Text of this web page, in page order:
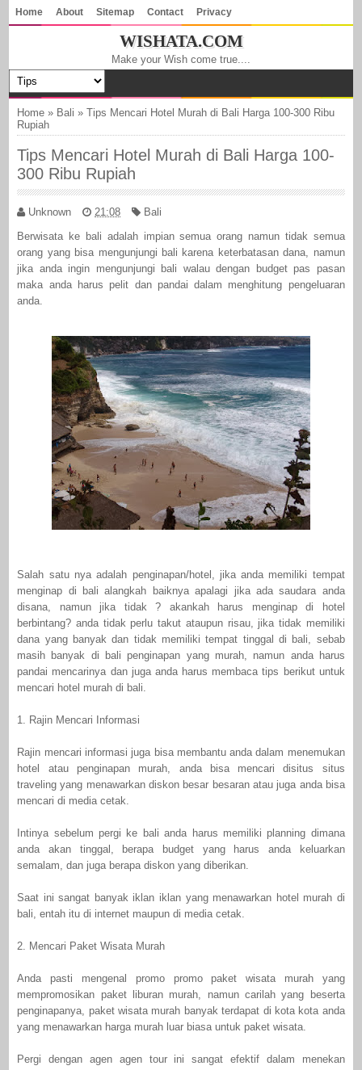
Home About Sitemap Contact Privacy
WISHATA.COM
Make your Wish come true....
Home » Bali »Tips Mencari Hotel Murah di Bali Harga 100-300 Ribu
Rupiah
Tips Mencari Hotel Murah di Bali Harga 100-
300 Ribu Rupiah
Unknown 21:08
Bali
Berwisata ke bali adalah impian semua orang namun tidak semua
orang yang bisa mengunjungi bali karena keterbatasan dana, namun
jika anda ingin mengunjungi bali walau dengan budget pas pasan
maka anda harus pelit dan pandai dalam menghitung pengeluaran
anda.
Salah satu nya adalah penginapan/hotel, jika anda memiliki tempat
menginap di bali alangkah baiknya apalagi jika ada saudara anda
disana, namun jika tidak ? akankah harus menginap di hotel
berbintang? anda tidak perlu takut ataupun risau, jika tidak memiliki
dana yang banyak dan tidak memiliki tempat tinggal di bali, sebab
masih banyak di bali penginapan yang murah, namun anda harus
pandai mencarinya dan juga anda harus membaca tips berikut untuk
mencari hotel murah di bali.
1. Rajin Mencari Informasi
Rajin mencari informasi juga bisa membantu anda dalam menemukan
hotel atau penginapan murah, anda bisa mencari disitus situs
traveling yang menawarkan diskon besar besaran atau juga anda bisa
mencari di media cetak.
Intinya sebelum pergi ke bali anda harus memiliki planning dimana
anda akan tinggal, berapa budget yang harus anda keluarkan
semalam, dan juga berapa diskon yang diberikan.
Saat ini sangat banyak iklan iklan yang menawarkan hotel murah di
bali, entah itu di internet maupun di media cetak.
2. Mencari Paket Wisata Murah
Anda pasti mengenal promo promo paket wisata murah yang
mempromosikan paket liburan murah, namun carilah yang beserta
penginapanya, paket wisata murah banyak terdapat di kota kota anda
yang menawarkan harga murah luar biasa untuk paket wisata.
Pergi dengan agen agen tour ini sangat efektif dalam menekan